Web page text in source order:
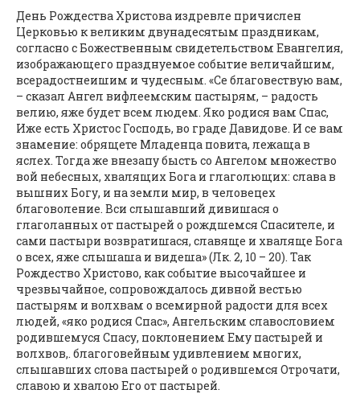
День Рождества Христова издревле причислен
Церковью к великим двунадесятым праздникам,
согласно с Божественным свидетельством Евангелия,
изображающего празднуемое событие величайшим,
всерадостнеишим и чудесным. «Се благовествую вам,
– сказал Ангел вифлеемским пастырям, – радость
велию, яже будет всем людем. Яко родися вам Спас,
Иже есть Христос Господь, во граде Давидове. И се вам
знамение: обрящете Младенца повита, лежаща в
яслех. Тогда же внезапу бысть со Ангелом множество
вой небесных, хвалящих Бога и глаголющих: слава в
вышних Богу, и на земли мир, в человецех
благоволение. Вси слышавший дивишася о
глаголанных от пастырей о рождшемся Спасителе, и
сами пастыри возвратишася, славяще и хваляще Бога
о всех, яже слышаша и видеша» (Лк. 2, 10 – 20). Так
Рождество Христово, как событие высочайшее и
чрезвычайное, сопровождалось дивной вестью
пастырям и волхвам о всемирной радости для всех
людей, «яко родися Спас», Ангельским славословием
родившемуся Спасу, поклонением Ему пастырей и
волхвов,. благоговейным удивлением многих,
слышавших слова пастырей о родившемся Отрочати,
славою и хвалою Его от пастырей.